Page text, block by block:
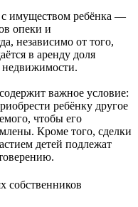
с имуществом ребёнка —
опеки и
независимо от того,
в аренду доля
недвижимости.
важное условие:
ребёнку другое
чтобы его
Кроме того, сделки
детей подлежат
собственников